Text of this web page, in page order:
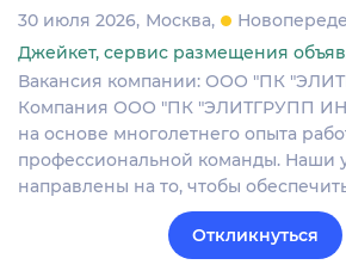
30 июля 2026 Москва
Джейкет, сервис размещения
Вакансия компании: ООО "ПК
Компания ООО "ПК "ЭЛИТГРУПП
на основе многолетнего опыта
профессиональной команды. Наши
направлены на то, чтобы
Откликнуться